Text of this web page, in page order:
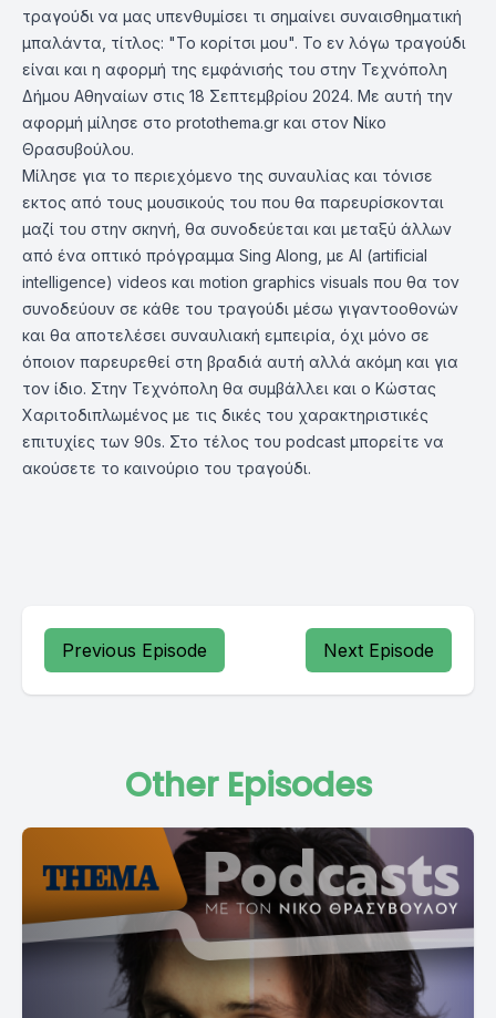
τραγούδι να μας υπενθυμίσει τι σημαίνει συναισθηματική
μπαλάντα, τίτλος: "Το κορίτσι μου". Το εν λόγω τραγούδι
είναι και η αφορμή της εμφάνισής του στην Τεχνόπολη
Δήμου Αθηναίων στις 18 Σεπτεμβρίου 2024. Με αυτή την
αφορμή μίλησε στο protothema.gr και στον Νίκο
Θρασυβούλου.
Μίλησε για το περιεχόμενο της συναυλίας και τόνισε
εκτος από τους μουσικούς του που θα παρευρίσκονται
μαζί του στην σκηνή, θα συνοδεύεται και μεταξύ άλλων
από ένα οπτικό πρόγραμμα Sing Along, με ΑI (artificial
intelligence) videos και motion graphics visuals που θα τον
συνοδεύουν σε κάθε του τραγούδι μέσω γιγαντοοθονών
και θα αποτελέσει συναυλιακή εμπειρία, όχι μόνο σε
όποιον παρευρεθεί στη βραδιά αυτή αλλά ακόμη και για
τον ίδιο. Στην Τεχνόπολη θα συμβάλλει και ο Κώστας
Χαριτοδιπλωμένος με τις δικές του χαρακτηριστικές
επιτυχίες των 90s. Στο τέλος του podcast μπορείτε να
ακούσετε το καινούριο του τραγούδι.
Previous Episode Next Episode
Other Episodes